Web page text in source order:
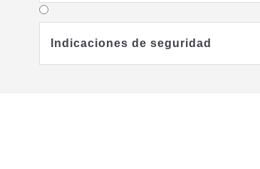
Indicaciones de seguridad